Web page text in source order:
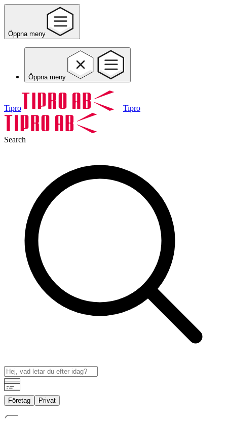
Öppna meny
Öppna meny
Tipro Tipro
Search
Företag Privat